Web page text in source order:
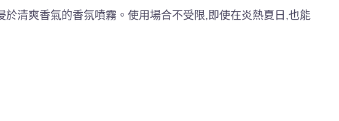
清爽香氣的香氛噴霧。使用場合不受限,即使在炎熱夏日,也能